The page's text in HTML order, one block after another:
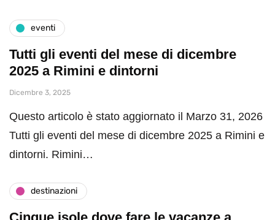
eventi
Tutti gli eventi del mese di dicembre
2025 a Rimini e dintorni
Dicembre 3, 2025
Questo articolo è stato aggiornato il Marzo 31, 2026
Tutti gli eventi del mese di dicembre 2025 a Rimini e
dintorni. Rimini…
destinazioni